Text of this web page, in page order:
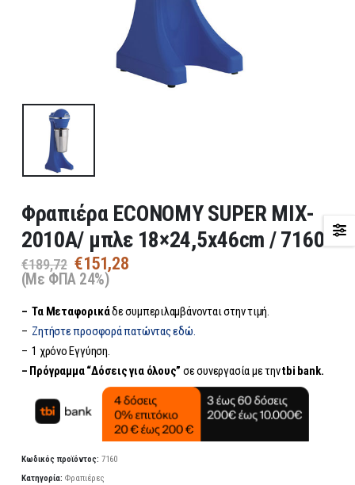
Φραπιέρα ECONOMY SUPER MIX-
2010A/ μπλε 18×24,5x46cm / 7160
€189,72 Original
price
€189,72.
€151,28Η
είναι:
€151,28.
(Με ΦΠΑ 24%)
– Τα Μεταφορικάδε συμπεριλαμβάνονται στην τιμή.
– Ζητήστε προσφορά πατώντας εδώ.
– 1 χρόνο Εγγύηση.
– Πρόγραμμα “Δόσεις για όλους” σε συνεργασία με τηνtbi bank.
Κωδικός προϊόντος: 7160
Κατηγορία: Φραπιέρες